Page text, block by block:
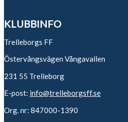
KLUBBINFO
Trelleborgs FF
Östervångsvägen Vångavallen
231 55 Trelleborg
E-post: info@trelleborgsff.se
Org. nr: 847000-1390